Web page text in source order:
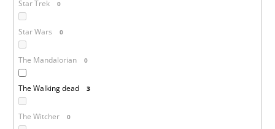
Star Trek 0
Star Wars 0
The Mandalorian 0
The Walking dead 3
The Witcher 0